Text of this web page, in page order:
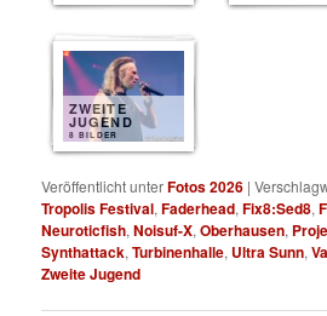
ZWEITE
JUGEND
8 BILDER
Veröffentlicht unterFotos 2026 |
Tropolis Festival,Faderhead,Fix8:Sed8,
Neuroticfish,Noisuf-X,Oberhausen,
Synthattack,Turbinenhalle, Ultra Sunn,
Zweite Jugend